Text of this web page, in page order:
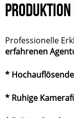
Professionelle
erfahrenen
*
* Ruhige